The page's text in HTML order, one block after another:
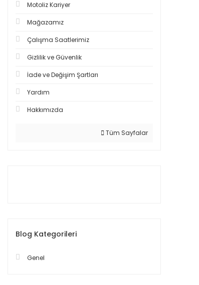
Motoliz Kariyer
Mağazamız
Çalışma Saatlerimiz
Gizlilik ve Güvenlik
İade ve Değişim Şartları
Yardım
Hakkımızda
Tüm Sayfalar
Blog Kategorileri
Genel